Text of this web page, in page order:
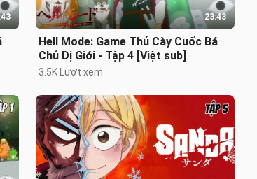
23:43
Hell Mode: Game Thủ Cày Cuốc Bá
Chủ Dị Giới - Tập 4 [Việt sub]
3.5K Lượt xem